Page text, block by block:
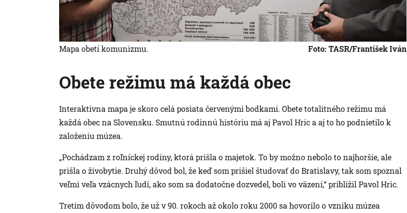
Mapa obetí komunizmu. Foto: TASR/František Iván
Obete režimu má každá obec
Interaktívna mapa je skoro celá posiata červenými bodkami. Obete totalitného režimu má
každá obec na Slovensku. Smutnú rodinnú históriu má aj Pavol Hric a aj to ho podnietilo k
založeniu múzea.
„Pochádzam z roľníckej rodiny, ktorá prišla o majetok. To by možno nebolo to najhoršie, ale
prišla o živobytie. Druhý dôvod bol, že keď som prišiel študovať do Bratislavy, tak som spoznal
veľmi veľa vzácnych ľudí, ako som sa dodatočne dozvedel, boli vo väzení,“ priblížil Pavol Hric.
Tretím dôvodom bolo, že už v 90. rokoch až okolo roku 2000 sa hovorilo o vzniku múzea